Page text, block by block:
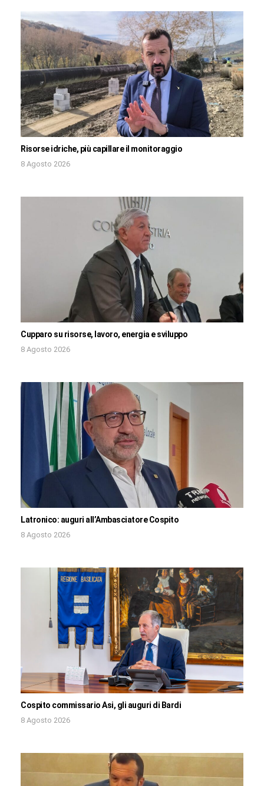
Risorse idriche, più capillare il monitoraggio
8 Agosto 2026
Cupparo su risorse, lavoro, energia e sviluppo
8 Agosto 2026
Latronico: auguri all’Ambasciatore Cospito
8 Agosto 2026
Cospito commissario Asi, gli auguri di Bardi
8 Agosto 2026